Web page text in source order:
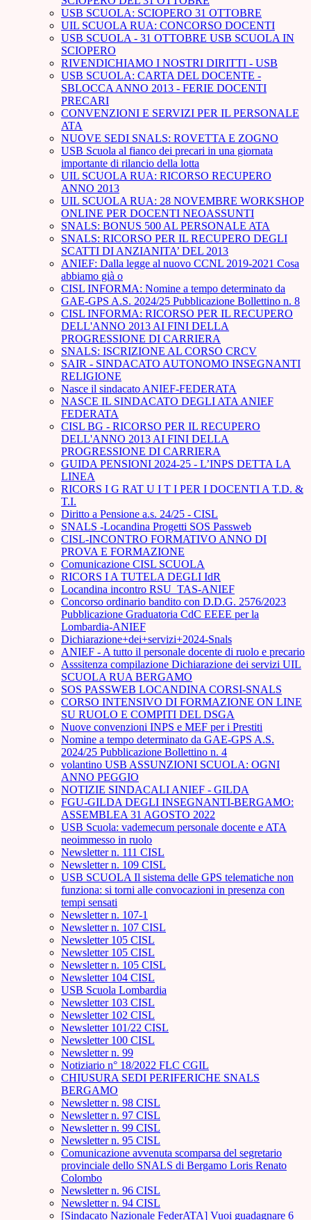
USB SCUOLA: SCIOPERO 31 OTTOBRE
UIL SCUOLA RUA: CONCORSO DOCENTI
USB SCUOLA - 31 OTTOBRE USB SCUOLA IN
SCIOPERO
RIVENDICHIAMO I NOSTRI DIRITTI - USB
USB SCUOLA: CARTA DEL DOCENTE -
SBLOCCA ANNO 2013 - FERIE DOCENTI
PRECARI
CONVENZIONI E SERVIZI PER IL PERSONALE
ATA
NUOVE SEDI SNALS: ROVETTA E ZOGNO
USB Scuola al fianco dei precari in una giornata
importante di rilancio della lotta
UIL SCUOLA RUA: RICORSO RECUPERO
ANNO 2013
UIL SCUOLA RUA: 28 NOVEMBRE WORKSHOP
ONLINE PER DOCENTI NEOASSUNTI
SNALS: BONUS 500 AL PERSONALE ATA
SNALS: RICORSO PER IL RECUPERO DEGLI
SCATTI DI ANZIANITA’ DEL 2013
ANIEF: Dalla legge al nuovo CCNL 2019-2021 Cosa
abbiamo già o
CISL INFORMA: Nomine a tempo determinato da
GAE-GPS A.S. 2024/25 Pubblicazione Bollettino n. 8
CISL INFORMA: RICORSO PER IL RECUPERO
DELL'ANNO 2013 AI FINI DELLA
PROGRESSIONE DI CARRIERA
SNALS: ISCRIZIONE AL CORSO CRCV
SAIR - SINDACATO AUTONOMO INSEGNANTI
RELIGIONE
Nasce il sindacato ANIEF-FEDERATA
NASCE IL SINDACATO DEGLI ATA ANIEF
FEDERATA
CISL BG - RICORSO PER IL RECUPERO
DELL'ANNO 2013 AI FINI DELLA
PROGRESSIONE DI CARRIERA
GUIDA PENSIONI 2024-25 - L’INPS DETTA LA
LINEA
RICORS I G RAT U I T I PER I DOCENTI A T.D. &
T.I.
Diritto a Pensione a.s. 24/25 - CISL
SNALS -Locandina Progetti SOS Passweb
CISL-INCONTRO FORMATIVO ANNO DI
PROVA E FORMAZIONE
Comunicazione CISL SCUOLA
RICORS I A TUTELA DEGLI IdR
Locandina incontro RSU_TAS-ANIEF
Concorso ordinario bandito con D.D.G. 2576/2023
Pubblicazione Graduatoria CdC EEEE per la
Lombardia-ANIEF
Dichiarazione+dei+servizi+2024-Snals
ANIEF - A tutto il personale docente di ruolo e precario
Asssitenza compilazione Dichiarazione dei servizi UIL
SCUOLA RUA BERGAMO
SOS PASSWEB LOCANDINA CORSI-SNALS
CORSO INTENSIVO DI FORMAZIONE ON LINE
SU RUOLO E COMPITI DEL DSGA
Nuove convenzioni INPS e MEF per i Prestiti
Nomine a tempo determinato da GAE-GPS A.S.
2024/25 Pubblicazione Bollettino n. 4
volantino USB ASSUNZIONI SCUOLA: OGNI
ANNO PEGGIO
NOTIZIE SINDACALI ANIEF - GILDA
FGU-GILDA DEGLI INSEGNANTI-BERGAMO:
ASSEMBLEA 31 AGOSTO 2022
USB Scuola: vademecum personale docente e ATA
neoimmesso in ruolo
Newsletter n. 111 CISL
Newsletter n. 109 CISL
USB SCUOLA Il sistema delle GPS telematiche non
funziona: si torni alle convocazioni in presenza con
tempi sensati
Newsletter n. 107-1
Newsletter n. 107 CISL
Newsletter 105 CISL
Newsletter 105 CISL
Newsletter n. 105 CISL
Newsletter 104 CISL
USB Scuola Lombardia
Newsletter 103 CISL
Newsletter 102 CISL
Newsletter 101/22 CISL
Newsletter 100 CISL
Newsletter n. 99
Notiziario n° 18/2022 FLC CGIL
CHIUSURA SEDI PERIFERICHE SNALS
BERGAMO
Newsletter n. 98 CISL
Newsletter n. 97 CISL
Newsletter n. 99 CISL
Newsletter n. 95 CISL
Comunicazione avvenuta scomparsa del segretario
provinciale dello SNALS di Bergamo Loris Renato
Colombo
Newsletter n. 96 CISL
Newsletter n. 94 CISL
[Sindacato Nazionale FederATA] Vuoi guadagnare 6